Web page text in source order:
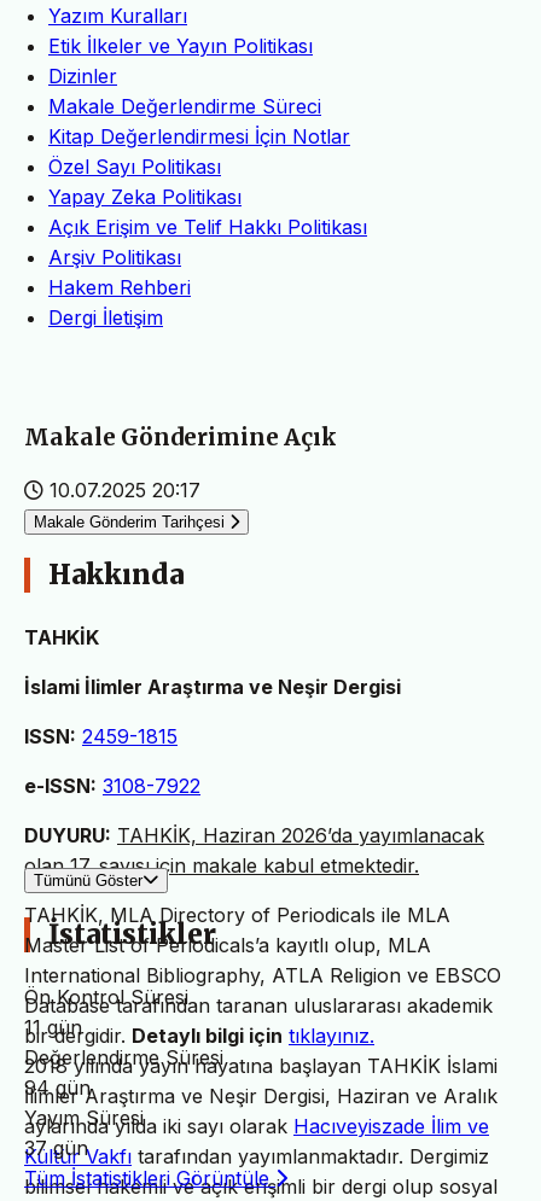
Yazım Kuralları
Etik İlkeler ve Yayın Politikası
Dizinler
Makale Değerlendirme Süreci
Kitap Değerlendirmesi İçin Notlar
Özel Sayı Politikası
Yapay Zeka Politikası
Açık Erişim ve Telif Hakkı Politikası
Arşiv Politikası
Hakem Rehberi
Dergi İletişim
Makale Gönderimine Açık
10.07.2025 20:17
Makale Gönderim Tarihçesi
Hakkında
TAHKİK
İslami İlimler Araştırma ve Neşir Dergisi
ISSN: 2459-1815
e-ISSN: 3108-7922
DUYURU: TAHKİK, Haziran 2026’da yayımlanacak
olan 17. sayısı için makale kabul etmektedir.
TAHKİK, MLA Directory of Periodicals ile MLA
Master List of Periodicals’a kayıtlı olup, MLA
International Bibliography, ATLA Religion ve EBSCO
Database tarafından taranan uluslararası akademik
bir dergidir. Detaylı bilgi için tıklayınız.
2018 yılında yayın hayatına başlayan TAHKİK İslami
İlimler Araştırma ve Neşir Dergisi, Haziran ve Aralık
aylarında yılda iki sayı olarak Hacıveyiszade İlim ve
Kültür Vakfı tarafından yayımlanmaktadır. Dergimiz
bilimsel hakemli ve açık erişimli bir dergi olup sosyal
Tümünü Göster
İstatistikler
Ön Kontrol Süresi
11 gün
Değerlendirme Süresi
94 gün
Yayım Süresi
37 gün
Tüm İstatistikleri Görüntüle